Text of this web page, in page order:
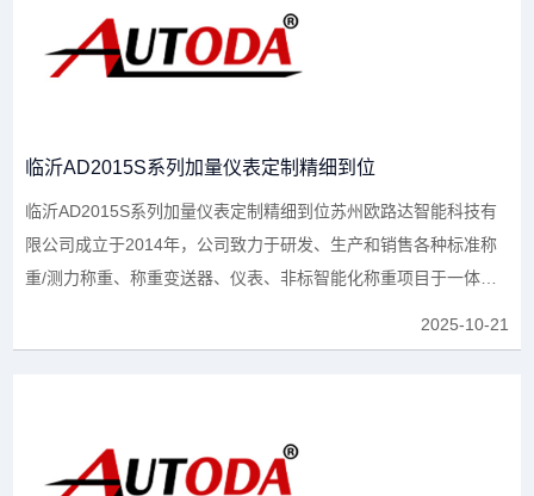
临沂AD2015S系列加量仪表定制精细到位
临沂AD2015S系列加量仪表定制精细到位苏州欧路达智能科技有
限公司成立于2014年，公司致力于研发、生产和销售各种标准称
重/测力称重、称重变送器、仪表、非标智能化称重项目于一体的
2025-10-21